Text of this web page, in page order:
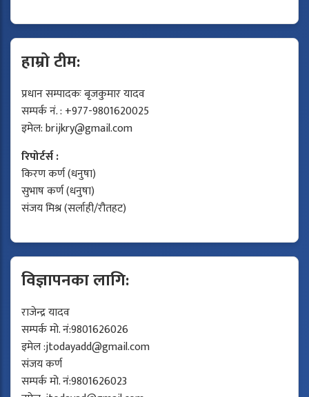
हाम्रो टीम:
प्रधान सम्पादकः बृजकुमार यादव
सम्पर्क नं. : +977-9801620025
इमेल:brijkry@gmail.com
रिपोर्टर्स :
किरण कर्ण (धनुषा)
सुभाष कर्ण (धनुषा)
संजय मिश्र (सर्लाही/रौतहट)
विज्ञापनका लागि:
राजेन्द्र यादव
सम्पर्क मो. नं:9801626026
इमेल :jtodayadd@gmail.com
संजय कर्ण
सम्पर्क मो. नं:9801626023